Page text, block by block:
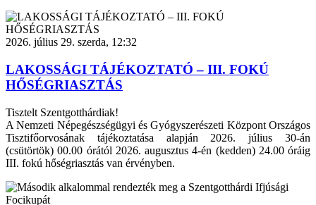
2026. július 29. szerda, 12:32
LAKOSSÁGI TÁJÉKOZTATÓ – III. FOKÚ
HŐSÉGRIASZTÁS
Tisztelt Szentgotthárdiak!
A Nemzeti Népegészségügyi és Gyógyszerészeti Központ Országos
Tisztifőorvosának tájékoztatása alapján 2026. július 30-án
(csütörtök) 00.00 órától 2026. augusztus 4-én (kedden) 24.00 óráig
III. fokú hőségriasztás van érvényben.